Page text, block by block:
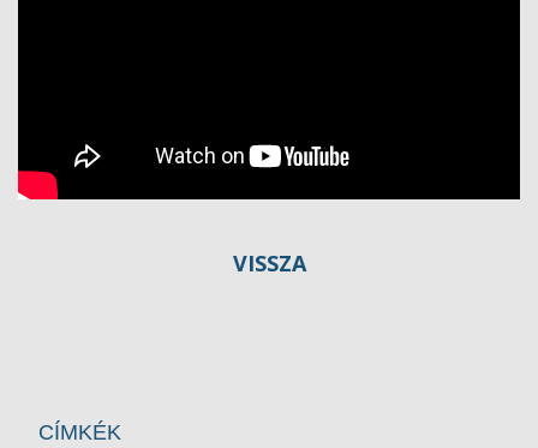
VISSZA
CÍMKÉK